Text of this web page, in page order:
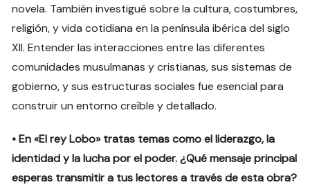
novela. También investigué sobre la cultura, costumbres,
religión, y vida cotidiana en la península ibérica del siglo
XII. Entender las interacciones entre las diferentes
comunidades musulmanas y cristianas, sus sistemas de
gobierno, y sus estructuras sociales fue esencial para
construir un entorno creíble y detallado.
• En «El rey Lobo» tratas temas como el liderazgo, la
identidad y la lucha por el poder. ¿Qué mensaje principal
esperas transmitir a tus lectores a través de esta obra?